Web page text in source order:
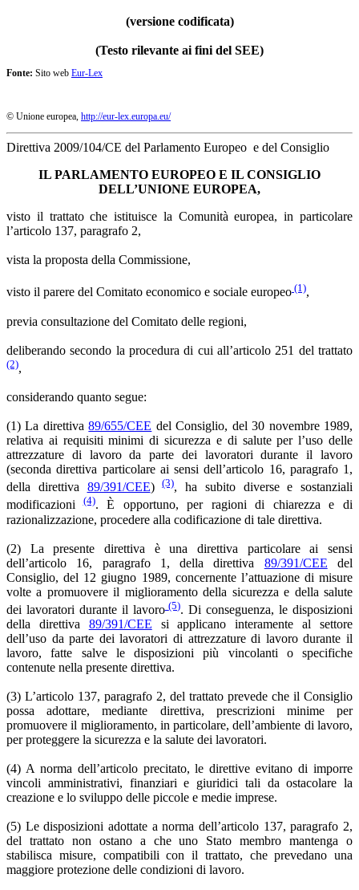
(versione codificata)
(Testo rilevante ai fini del SEE)
Fonte: Sito web Eur-Lex
© Unione europea, http://eur-lex.europa.eu/
Direttiva 2009/104/CE del Parlamento Europeo e del Consiglio
IL PARLAMENTO EUROPEO E IL CONSIGLIO
DELL’UNIONE EUROPEA,
visto il trattato che istituisce la Comunità europea, in particolare
l’articolo 137, paragrafo 2,
vista la proposta della Commissione,
visto il parere del Comitato economico e sociale europeo (1),
previa consultazione del Comitato delle regioni,
deliberando secondo la procedura di cui all’articolo 251 del trattato
(2),
considerando quanto segue:
(1) La direttiva89/655/CEE del Consiglio, del 30 novembre 1989,
relativa ai requisiti minimi di sicurezza e di salute per l’uso delle
attrezzature di lavoro da parte dei lavoratori durante il lavoro
(seconda direttiva particolare ai sensi dell’articolo 16, paragrafo 1,
della direttiva 89/391/CEE)(3), ha subito diverse e sostanziali
modificazioni
(4). È opportuno, per ragioni di chiarezza e di
razionalizzazione, procedere alla codificazione di tale direttiva.
(2) La presente direttiva è una direttiva particolare ai sensi
dell’articolo 16, paragrafo 1, della direttiva 89/391/CEE del
Consiglio, del 12 giugno 1989, concernente l’attuazione di misure
volte a promuovere il miglioramento della sicurezza e della salute
dei lavoratori durante il lavoro (5). Di conseguenza, le disposizioni
della direttiva 89/391/CEE si applicano interamente al settore
dell’uso da parte dei lavoratori di attrezzature di lavoro durante il
lavoro, fatte salve le disposizioni più vincolanti o specifiche
contenute nella presente direttiva.
(3) L’articolo 137, paragrafo 2, del trattato prevede che il Consiglio
possa adottare, mediante direttiva, prescrizioni minime per
promuovere il miglioramento, in particolare, dell’ambiente di lavoro,
per proteggere la sicurezza e la salute dei lavoratori.
(4) A norma dell’articolo precitato, le direttive evitano di imporre
vincoli amministrativi, finanziari e giuridici tali da ostacolare la
creazione e lo sviluppo delle piccole e medie imprese.
(5) Le disposizioni adottate a norma dell’articolo 137, paragrafo 2,
del trattato non ostano a che uno Stato membro mantenga o
stabilisca misure, compatibili con il trattato, che prevedano una
maggiore protezione delle condizioni di lavoro.